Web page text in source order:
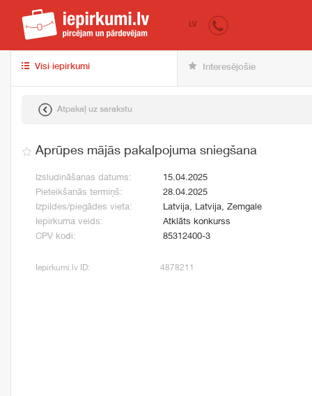
iepirkumi.lv
LV
Visi iepirkumi Interesējošie
Atpakaļ uz sarakstu
Aprūpes mājās pakalpojuma sniegšana
Izsludināšanas datums:
15.04.2025
Pieteikšanās termiņš:
28.04.2025
Izpildes/piegādes vieta:
Latvija, Latvija, Zemgale
Iepirkuma veids:
Atklāts konkurss
CPV kodi:
85312400-3
Iepirkumi.lv ID: 4878211